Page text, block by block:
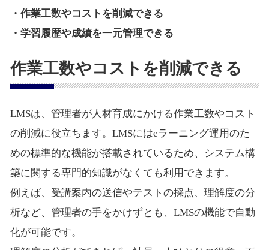
・作業工数やコストを削減できる
・学習履歴や成績を一元管理できる
作業工数やコストを削減できる
LMSは、管理者が人材育成にかける作業工数やコスト
の削減に役立ちます。LMSにはeラーニング運用のた
めの標準的な機能が搭載されているため、システム構
築に関する専門的知識がなくても利用できます。
例えば、受講案内の送信やテストの採点、理解度の分
析など、管理者の手をかけずとも、LMSの機能で自動
化が可能です。